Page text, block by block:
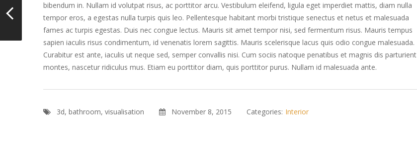
bibendum in. Nullam id volutpat risus, ac porttitor arcu. Vestibulum eleifend, ligula eget imperdiet mattis, diam nulla
tempor eros, a egestas nulla turpis quis leo. Pellentesque habitant morbi tristique senectus et netus et malesuada
fames ac turpis egestas. Duis nec congue lectus. Mauris sit amet tempor nisi, sed fermentum risus. Mauris tempus
sapien iaculis risus condimentum, id venenatis lorem sagittis. Mauris scelerisque lacus quis odio congue malesuada.
Curabitur est ante, iaculis ut neque sed, semper convallis nisi. Cum sociis natoque penatibus et magnis dis parturient
montes, nascetur ridiculus mus. Etiam eu porttitor diam, quis porttitor purus. Nullam id malesuada ante.
3d, bathroom, visualisation November 8, 2015 Categories: Interior